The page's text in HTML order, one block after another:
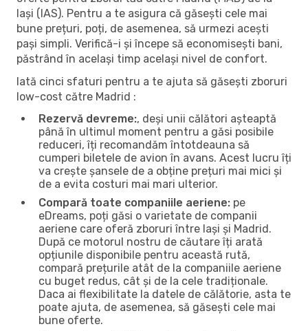
Iași (IAS). Pentru a te asigura că găsești cele mai
bune prețuri, poți, de asemenea, să urmezi acești
pași simpli. Verifică-i și începe să economisești bani,
păstrând în același timp același nivel de confort.
Iată cinci sfaturi pentru a te ajuta să găsești zboruri
low-cost către Madrid :
Rezervă devreme:, deși unii călători așteaptă
până în ultimul moment pentru a găsi posibile
reduceri, îți recomandăm întotdeauna să
cumperi biletele de avion în avans. Acest lucru îți
va crește șansele de a obține prețuri mai mici și
de a evita costuri mai mari ulterior.
Compară toate companiile aeriene: pe
eDreams, poți găsi o varietate de companii
aeriene care oferă zboruri între Iași și Madrid.
După ce motorul nostru de căutare îți arată
opțiunile disponibile pentru această rută,
compară prețurile atât de la companiile aeriene
cu buget redus, cât și de la cele tradiționale.
Daca ai flexibilitate la datele de călătorie, asta te
poate ajuta, de asemenea, să găsești cele mai
bune oferte.